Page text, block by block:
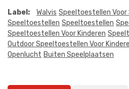
Label: Walvis Speeltoestellen Voor
Speeltoestellen Speeltoestellen
Speeltoestellen Voor Kinderen
Outdoor Speeltoestellen Voor
Openlucht Buiten Speelplaatsen